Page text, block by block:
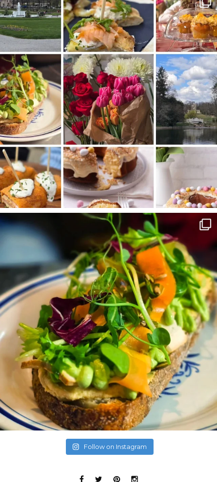
Follow on Instagram